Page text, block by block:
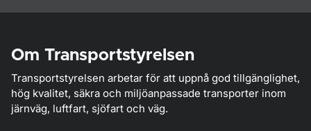
Om Transportstyrelsen
Transportstyrelsen arbetar för att uppnå god tillgänglighet,
hög kvalitet, säkra och miljöanpassade transporter inom
järnväg, luftfart, sjöfart och väg.